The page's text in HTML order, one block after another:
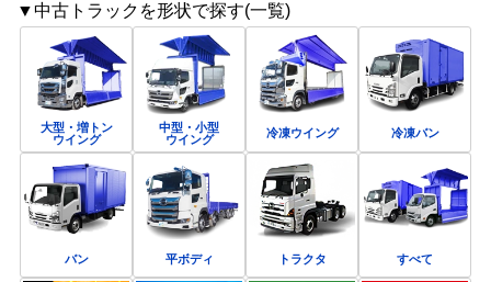
▼中古トラックを形状で探す(一覧)
大型・増トン
ウイング
中型・小型
ウイング
冷凍ウイング 冷凍バン
バン 平ボディ トラクタ すべて